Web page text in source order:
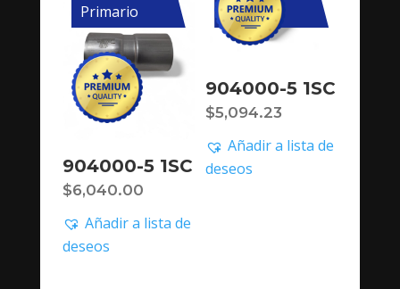
Primario
904000-5 1SC
$6,040.00
Añadir a lista de
deseos
Primario
904000-5 1SC
$5,094.23
Añadir a lista de
deseos